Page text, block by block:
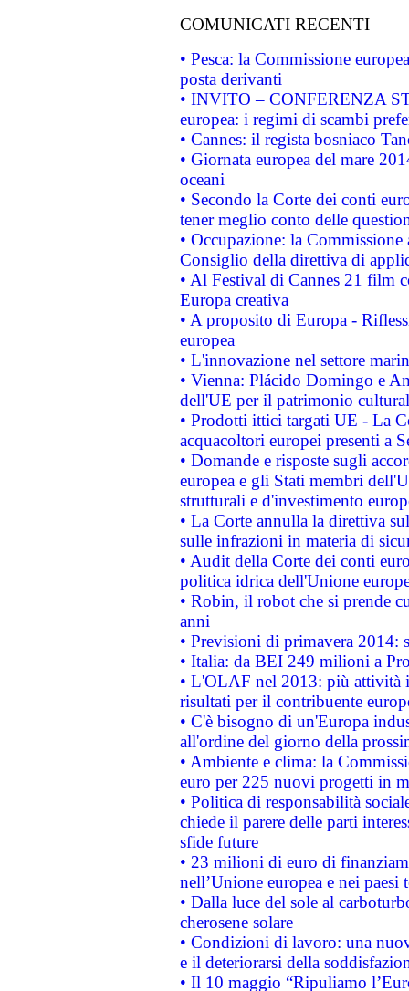
COMUNICATI RECENTI
• Pesca: la Commissione
posta derivanti
• INVITO – CONFERENZA
europea: i regimi di scambi
• Cannes: il regista bosniaco
• Giornata europea del mare
oceani
• Secondo la Corte dei conti
tener meglio conto delle
• Occupazione: la
Consiglio della direttiva di
• Al Festival di Cannes 21 film
Europa creativa
• A proposito di Europa -
europea
• L'innovazione nel settore
• Vienna: Plácido Domingo e
dell'UE per il patrimonio
• Prodotti ittici targati UE - La
acquacoltori europei presenti a
• Domande e risposte sugli
europea e gli Stati membri
strutturali e d'investimento
• La Corte annulla la direttiva
sulle infrazioni in materia di
• Audit della Corte dei conti
politica idrica dell'Unione
• Robin, il robot che si prende
anni
• Previsioni di primavera 2014:
• Italia: da BEI 249 milioni a
• L'OLAF nel 2013: più attività
risultati per il contribuente
• C'è bisogno di un'Europa
all'ordine del giorno della
• Ambiente e clima: la
euro per 225 nuovi progetti in
• Politica di responsabilità
chiede il parere delle parti
sfide future
• 23 milioni di euro di
nell’Unione europea e nei paesi
• Dalla luce del sole al
cherosene solare
• Condizioni di lavoro: una
e il deteriorarsi della
• Il 10 maggio “Ripuliamo